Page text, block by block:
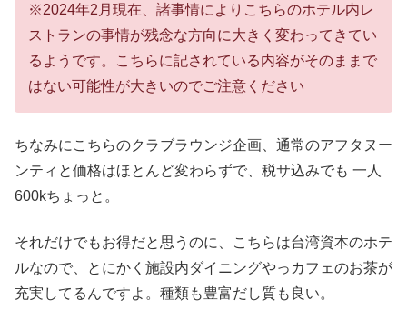
※2024年2月現在、諸事情によりこちらのホテル内レ
ストランの事情が残念な方向に大きく変わってきてい
るようです。こちらに記されている内容がそのままで
はない可能性が大きいのでご注意ください
ちなみにこちらのクラブラウンジ企画、通常のアフタヌー
ンティと価格はほとんど変わらずで、税サ込みでも 一人
600kちょっと。
それだけでもお得だと思うのに、こちらは台湾資本のホテ
ルなので、とにかく施設内ダイニングやっカフェのお茶が
充実してるんですよ。種類も豊富だし質も良い。